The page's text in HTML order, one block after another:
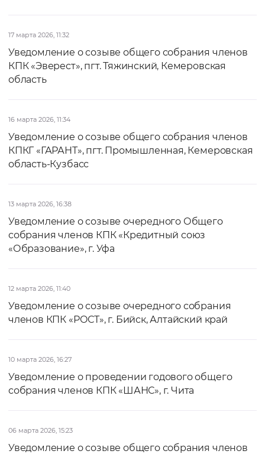
17 марта 2026, 11:32
Уведомление о созыве общего собрания членов
КПК «Эверест», пгт. Тяжинский, Кемеровская
область
16 марта 2026, 11:34
Уведомление о созыве общего собрания членов
КПКГ «ГАРАНТ», пгт. Промышленная, Кемеровская
область-Кузбасс
13 марта 2026, 16:38
Уведомление о созыве очередного Общего
собрания членов КПК «Кредитный союз
«Образование», г. Уфа
12 марта 2026, 11:40
Уведомление о созыве очередного собрания
членов КПК «РОСТ», г. Бийск, Алтайский край
10 марта 2026, 16:27
Уведомление о проведении годового общего
собрания членов КПК «ШАНС», г. Чита
06 марта 2026, 15:23
Уведомление о созыве общего собрания членов